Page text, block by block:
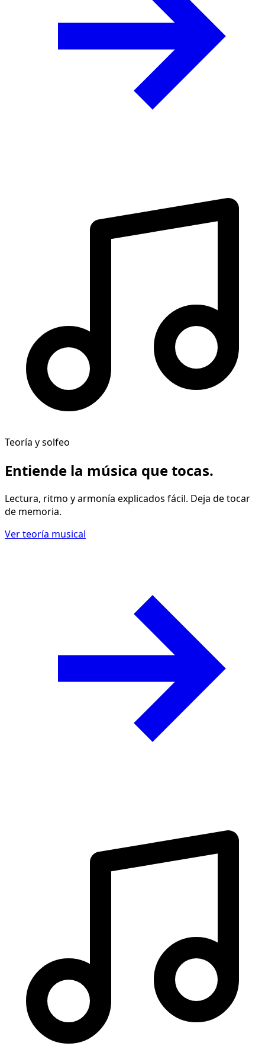
Teoría y solfeo
Entiende la música que tocas.
Lectura, ritmo y armonía explicados fácil. Deja de tocar
de memoria.
Ver teoría musical